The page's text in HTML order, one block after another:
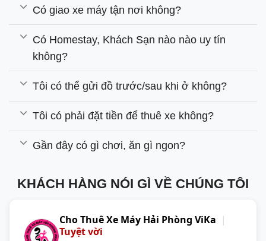
Có giao xe máy tận nơi không?
Có Homestay, Khách Sạn nào nào uy tín
không?
Tôi có thể gửi đồ trước/sau khi ở không?
Tôi có phải đặt tiền để thuê xe không?
Gần đây có gì chơi, ăn gì ngon?
KHÁCH HÀNG NÓI GÌ VỀ CHÚNG TÔI
Cho Thuê Xe Máy Hải Phòng ViKa |
Tuyệt vời